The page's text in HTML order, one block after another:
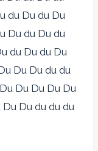
du Du du Du
Du du Du du
du Du du Du
Du Du du du
Du Du Du Du
Du du du du